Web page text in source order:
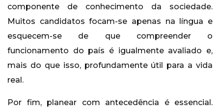
componente de conhecimento da sociedade.
Muitos candidatos focam-se apenas na língua e
esquecem-se de que compreender o
funcionamento do país é igualmente avaliado e,
mais do que isso, profundamente útil para a vida
real.
Por fim, planear com antecedência é essencial.